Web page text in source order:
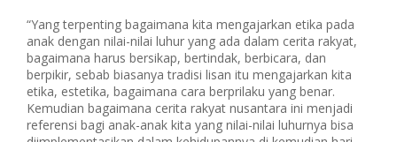
“Yang terpenting bagaimana kita mengajarkan etika pada
anak dengan nilai-nilai luhur yang ada dalam cerita rakyat,
bagaimana harus bersikap, bertindak, berbicara, dan
berpikir, sebab biasanya tradisi lisan itu mengajarkan kita
etika, estetika, bagaimana cara berprilaku yang benar.
Kemudian bagaimana cerita rakyat nusantara ini menjadi
referensi bagi anak-anak kita yang nilai-nilai luhurnya bisa